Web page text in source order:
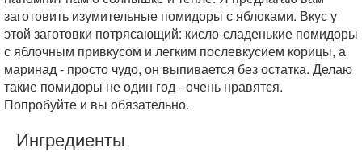
заготовить изумительные помидоры с яблоками. Вкус у
этой заготовки потрясающий: кисло-сладенькие помидоры
с яблочным привкусом и легким послевкусием корицы, а
маринад - просто чудо, он выпивается без остатка. Делаю
такие помидоры не один год - очень нравятся.
Попробуйте и вы обязательно.
Ингредиенты